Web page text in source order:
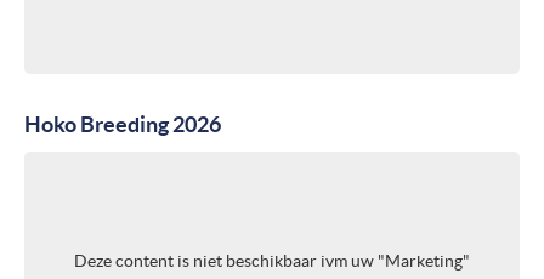
Hoko Breeding 2026
Deze content is niet beschikbaar ivm uw "Marketing"